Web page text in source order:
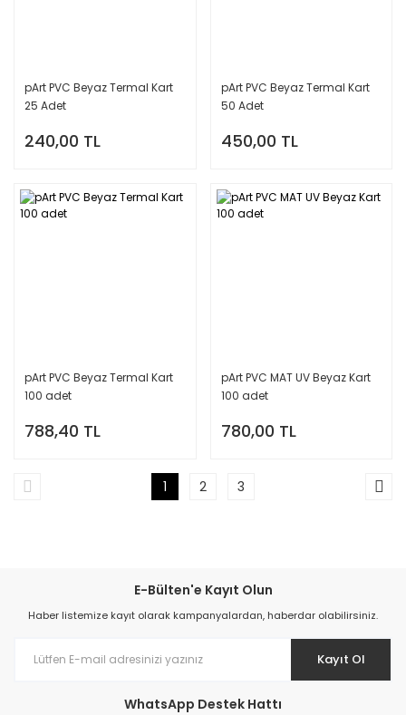
pArt PVC Beyaz Termal Kart
25 Adet
240,00 TL
pArt PVC Beyaz Termal Kart
50 Adet
450,00 TL
pArt PVC Beyaz Termal Kart
100 adet
788,40 TL
pArt PVC MAT UV Beyaz Kart
100 adet
780,00 TL
1 2 3
E-Bülten'e Kayıt Olun
Haber listemize kayıt olarak kampanyalardan, haberdar olabilirsiniz.
Kayıt Ol
WhatsApp Destek Hattı